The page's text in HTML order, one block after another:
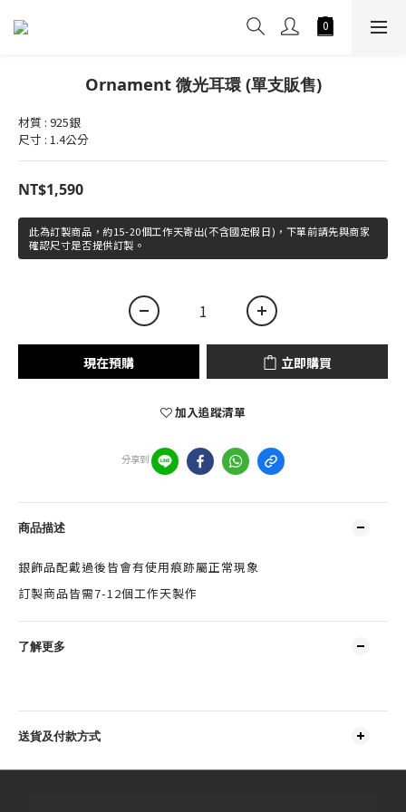
Ornament 微光耳環 (單支販售)
材質 : 925銀
尺寸 : 1.4公分
NT$1,590
此為訂製商品，約15-20個工作天寄出(不含國定假日)，下單前請先與商家
確認尺寸是否提供訂製。
現在預購 立即購買
加入追蹤清單
分享到
商品描述
銀飾品配戴過後皆會有使用痕跡屬正常現象
訂製商品皆需7-12個工作天製作
了解更多
送貨及付款方式